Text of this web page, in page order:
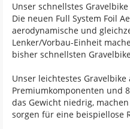
Unser schnellstes
Die neuen Full System Foil
aerodynamische und
Lenker/Vorbau-Einheit
bisher schnellsten
Unser leichtestes Gravelbike
Premiumkomponenten und
das Gewicht niedrig,
sorgen für eine beispiellose